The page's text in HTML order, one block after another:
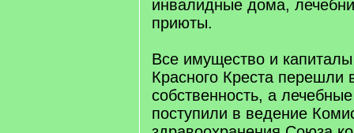
инвалидные дома,
приюты.
Все имущество и
Красного Креста перешли
собственность, а
поступили в ведение